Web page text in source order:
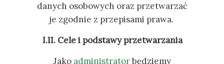
danych osobowych oraz przetwarzać
je zgodnie z przepisami prawa.
I.II. Cele i podstawy przetwarzania
Jako administratorbędziemy